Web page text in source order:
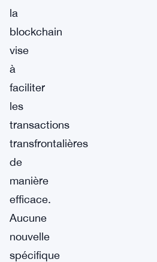
la
blockchain
vise
à
faciliter
les
transactions
transfrontalières
de
manière
efficace.
Aucune
nouvelle
spécifique